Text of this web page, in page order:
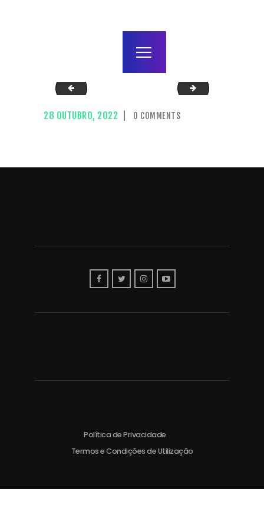
agenda / bilhetes
alugar
mais
IMG_7633 capa
28 OUTUBRO, 2022 0 COMMENTS
Política de Privacidade
Termos e Condições de Utilização